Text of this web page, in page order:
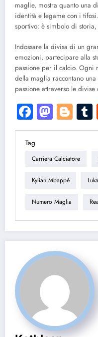
maglie, mostra quanto una
identità e legame con i
sportivo: è simbolo di
Indossare la divisa di un
emozioni, partecipare alla
passione per il calcio. Ogni
della maglia raccontano
passione attraverso le
Facebook
Tag
Carriera Calciatore
Kylian Mbappé
Numero Maglia